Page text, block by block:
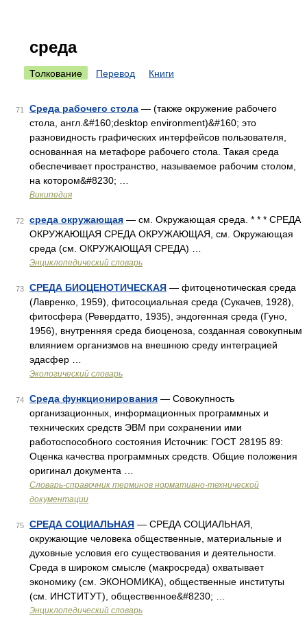
среда
Толкование Перевод Книги
71 Среда рабочего стола — (также окружение рабочего
стола, англ.&#160;desktop environment)&#160; это
разновидность графических интерфейсов пользователя,
основанная на метафоре рабочего стола. Такая среда
обеспечивает пространство, называемое рабочим столом,
на котором&#8230; …
Википедия
72 среда окружающая — см. Окружающая среда. * * * СРЕДА
ОКРУЖАЮЩАЯ СРЕДА ОКРУЖАЮЩАЯ, см. Окружающая
среда (см. ОКРУЖАЮЩАЯ СРЕДА) …
Энциклопедический словарь
73 СРЕДА БИОЦЕНОТИЧЕСКАЯ — фитоценотическая среда
(Лавренко, 1959), фитосоциальная среда (Сукачев, 1928),
фитосфера (Ревердатто, 1935), эндогенная среда (Гуно,
1956), внутренняя среда биоценоза, созданная совокупным
влиянием организмов на внешнюю среду интеграцией
эдасфер …
Экологический словарь
74 Среда функционирования — Совокупность
организационных, информационных программных и
технических средств ЭВМ при сохранении ими
работоспособного состояния Источник: ГОСТ 28195 89:
Оценка качества программных средств. Общие положения
оригинал документа …
Словарь-справочник терминов нормативно-технической
документации
75 СРЕДА СОЦИАЛЬНАЯ — СРЕДА СОЦИАЛЬНАЯ,
окружающие человека общественные, материальные и
духовные условия его существования и деятельности.
Среда в широком смысле (макросреда) охватывает
экономику (см. ЭКОНОМИКА), общественные институты
(см. ИНСТИТУТ), общественное&#8230; …
Энциклопедический словарь